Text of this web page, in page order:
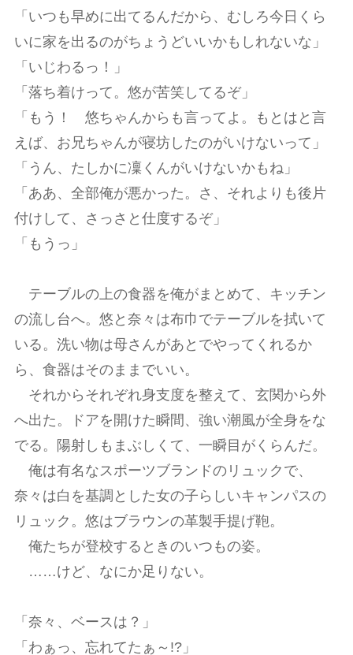
「いつも早めに出てるんだから、むしろ今日くら
いに家を出るのがちょうどいいかもしれないな」
「いじわるっ！」
「落ち着けって。悠が苦笑してるぞ」
「もう！ 悠ちゃんからも言ってよ。もとはと言
えば、お兄ちゃんが寝坊したのがいけないって」
「うん、たしかに凜くんがいけないかもね」
「ああ、全部俺が悪かった。さ、それよりも後片
付けして、さっさと仕度するぞ」
「もうっ」
テーブルの上の食器を俺がまとめて、キッチン
の流し台へ。悠と奈々は布巾でテーブルを拭いて
いる。洗い物は母さんがあとでやってくれるか
ら、食器はそのままでいい。
それからそれぞれ身支度を整えて、玄関から外
へ出た。ドアを開けた瞬間、強い潮風が全身をな
でる。陽射しもまぶしくて、一瞬目がくらんだ。
俺は有名なスポーツブランドのリュックで、
奈々は白を基調とした女の子らしいキャンパスの
リュック。悠はブラウンの革製手提げ鞄。
俺たちが登校するときのいつもの姿。
……けど、なにか足りない。
「奈々、ベースは？」
「わぁっ、忘れてたぁ～!?」